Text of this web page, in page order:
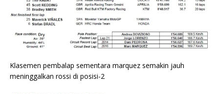
Klasemen pembalap sementara marquez semakin jauh
meninggalkan rossi di posisi-2